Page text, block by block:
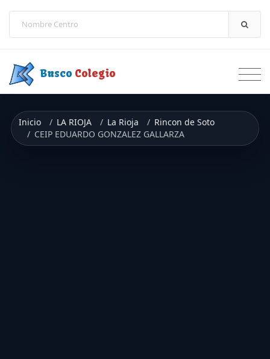
Busco Colegio
Inicio LA RIOJA La Rioja
Rincon de Soto
CEIP EDUARDO GONZALEZ GALLARZA